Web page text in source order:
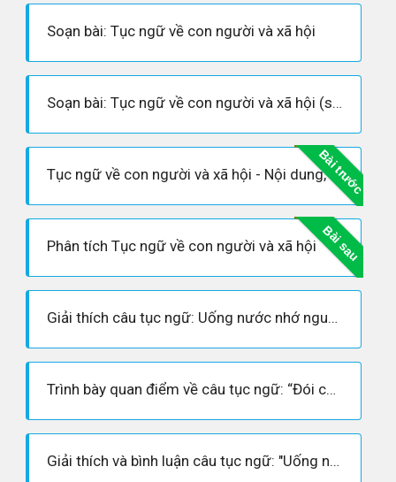
Soạn bài: Tục ngữ về con người và xã hội
Soạn bài: Tục ngữ về con người và xã hội (siêu ngắn)
Bài trước
Tục ngữ về con người và xã hội - Nội dung, Hoàn cảnh sáng tác, Dàn ý phân tích tác phẩm
Bài sau
Phân tích Tục ngữ về con người và xã hội
Giải thích câu tục ngữ: Uống nước nhớ nguồn
Trình bày quan điểm về câu tục ngữ: “Đói cho sạch, rách cho thơm”
Giải thích và bình luận câu tục ngữ: "Uống nước nhớ nguồn"